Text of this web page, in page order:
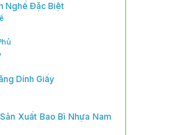
Nghề Đặc Biệt
Dính Giấy
Xuất Bao Bì Nhựa Nam